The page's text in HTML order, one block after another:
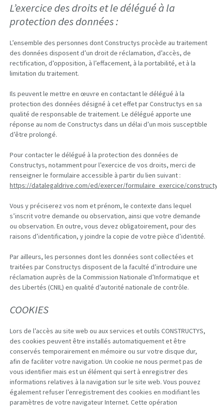
L’exercice des droits et le délégué à la
protection des données :
L’ensemble des personnes dont Constructys procède au traitement
des données disposent d’un droit de réclamation, d’accès, de
rectification, d’opposition, à l’effacement, à la portabilité, et à la
limitation du traitement.
Ils peuvent le mettre en œuvre en contactant le délégué à la
protection des données désigné à cet effet par Constructys en sa
qualité de responsable de traitement. Le délégué apporte une
réponse au nom de Constructys dans un délai d’un mois susceptible
d’être prolongé.
Pour contacter le délégué à la protection des données de
Constructys, notamment pour l’exercice de vos droits, merci de
renseigner le formulaire accessible à partir du lien suivant :
https://datalegaldrive.com/ed/exercer/formulaire_exercice/
Vous y préciserez vos nom et prénom, le contexte dans lequel
s’inscrit votre demande ou observation, ainsi que votre demande
ou observation. En outre, vous devez obligatoirement, pour des
raisons d’identification, y joindre la copie de votre pièce d’identité.
Par ailleurs, les personnes dont les données sont collectées et
traitées par Constructys disposent de la faculté d’introduire une
réclamation auprès de la Commission Nationale d’Informatique et
des Libertés (CNIL) en qualité d’autorité nationale de contrôle.
COOKIES
Lors de l’accès au site web ou aux services et outils CONSTRUCTYS,
des cookies peuvent être installés automatiquement et être
conservés temporairement en mémoire ou sur votre disque dur,
afin de faciliter votre navigation. Un cookie ne nous permet pas de
vous identifier mais est un élément qui sert à enregistrer des
informations relatives à la navigation sur le site web. Vous pouvez
également refuser l’enregistrement des cookies en modifiant les
paramètres de votre navigateur Internet. Cette opération